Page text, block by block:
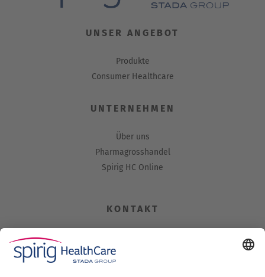
UNSER ANGEBOT
Produkte
Consumer Healthcare
UNTERNEHMEN
Über uns
Pharmagrosshandel
Spirig HC Online
KONTAKT
Industriestrasse 30
CH-4622 Egerkingen